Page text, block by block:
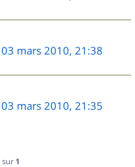
03 mars 2010, 21:38
03 mars 2010, 21:35
sur 1